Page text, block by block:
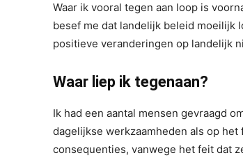
Waar ik vooral tegen aan loop is
besef me dat landelijk beleid moeilijk
positieve veranderingen op landelijk
Waar liep ik tegenaan?
Ik had een aantal mensen gevraagd
dagelijkse werkzaamheden als op
consequenties, vanwege het feit dat